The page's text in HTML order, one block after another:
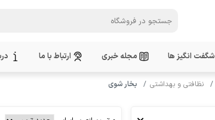
شگفت انگیز ها مجله خبری ارتباط با ما
نظافتی و بهداشتی بخار شوی